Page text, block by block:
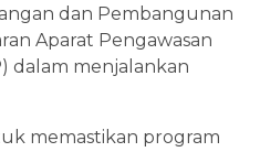
dan Pembangunan
Aparat Pengawasan
dalam menjalankan
memastikan program